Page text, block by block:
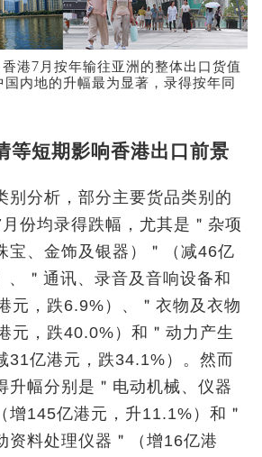
港7月按年输往亚洲的整体出口货值
内地的升幅最为显著，录得按年同
等短期影响香港出口前景
别分析，部分主要货品类别的
份均录得跌幅，尤其是＂杂项
宝、金饰及银器）＂（减46亿
、＂通讯、录音及音响设备和
元，跌6.9%）、＂衣物及衣物
元，跌40.0%）和＂动力产生
31亿港元，跌34.1%）。然而
升幅分别是＂电动机械、仪器
增145亿港元，升11.1%）和＂
资料处理仪器＂（增16亿港